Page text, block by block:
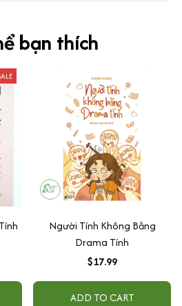
bạn thích
Người Tính Không Bằng
Drama Tính
$17.99
ADD TO CART